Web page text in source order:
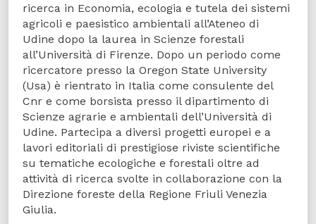
ricerca in Economia, ecologia e tutela dei sistemi
agricoli e paesistico ambientali all’Ateneo di
Udine dopo la laurea in Scienze forestali
all’Università di Firenze. Dopo un periodo come
ricercatore presso la Oregon State University
(Usa) è rientrato in Italia come consulente del
Cnr e come borsista presso il dipartimento di
Scienze agrarie e ambientali dell’Università di
Udine. Partecipa a diversi progetti europei e a
lavori editoriali di prestigiose riviste scientifiche
su tematiche ecologiche e forestali oltre ad
attività di ricerca svolte in collaborazione con la
Direzione foreste della Regione Friuli Venezia
Giulia.